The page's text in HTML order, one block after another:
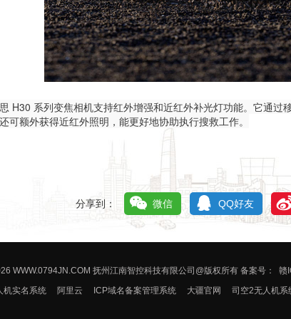
H30 系列变焦相机支持红外增强和近红外补光灯功能。它通
可额外获得近红外照明，能更好地协助执行搜救工作。
分享到： 微信 QQ好友
WWW.0794JN.COM 抚州江南智控科技有限公司@版权所有 备案号：
赣
机实名系统 阿里云 ICP域名备案管理系统 大疆官网 司空2无人机系